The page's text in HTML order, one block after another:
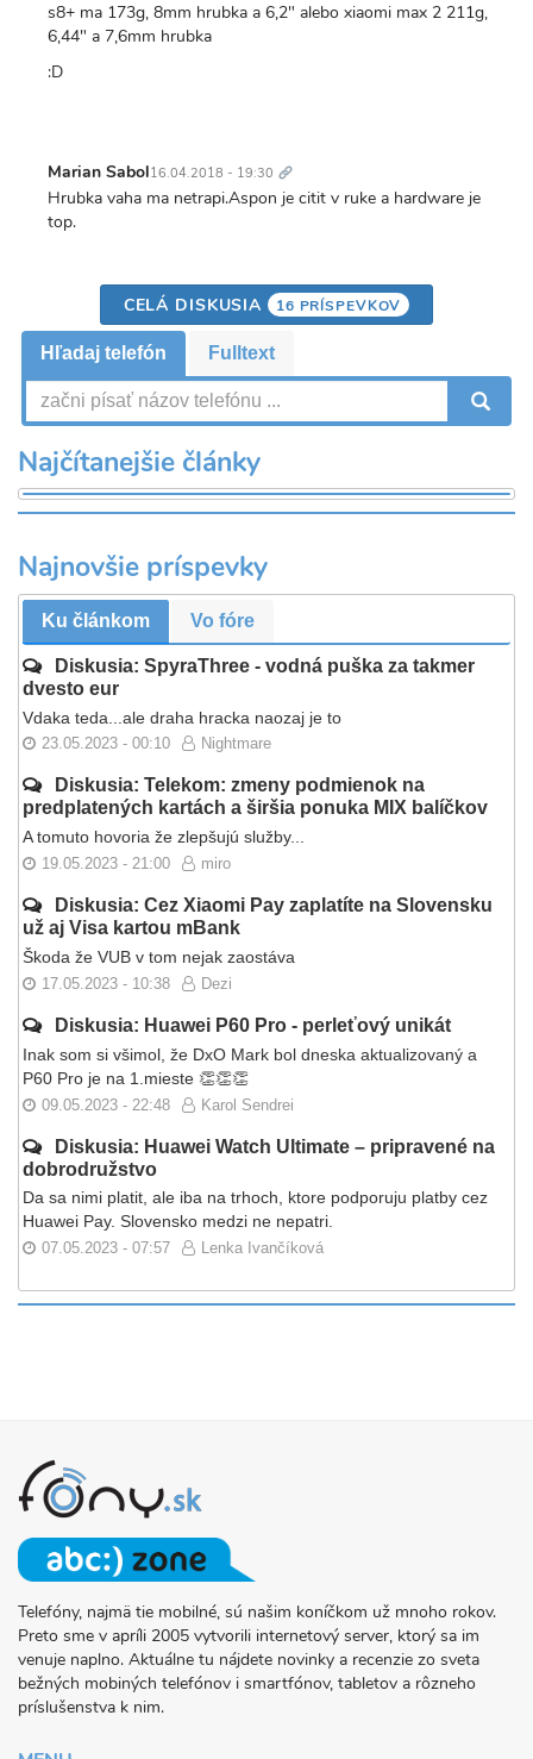
s8+ ma 173g, 8mm hrubka a 6,2" alebo xiaomi max 2 211g,
6,44" a 7,6mm hrubka
:D
Marian Sabol16.04.2018 - 19:30 odkaz
Hrubka vaha ma netrapi.Aspon je citit v ruke a hardware je
top.
CELÁ DISKUSIA 16 PRÍSPEVKOV
Hľadaj telefón Fulltext
Najčítanejšie články
Najnovšie príspevky
Ku článkom Vo fóre
Diskusia: SpyraThree - vodná puška za takmer
dvesto eur
Vdaka teda...ale draha hracka naozaj je to
23.05.2023 - 00:10 Nightmare
Diskusia: Telekom: zmeny podmienok na
predplatených kartách a širšia ponuka MIX balíčkov
A tomuto hovoria že zlepšujú služby...
19.05.2023 - 21:00 miro
Diskusia: Cez Xiaomi Pay zaplatíte na Slovensku
už aj Visa kartou mBank
Škoda že VUB v tom nejak zaostáva
17.05.2023 - 10:38 Dezi
Diskusia: Huawei P60 Pro - perleťový unikát
Inak som si všimol, že DxO Mark bol dneska aktualizovaný a
P60 Pro je na 1.mieste 👏👏👏
09.05.2023 - 22:48 Karol Sendrei
Diskusia: Huawei Watch Ultimate – pripravené na
dobrodružstvo
Da sa nimi platit, ale iba na trhoch, ktore podporuju platby cez
Huawei Pay. Slovensko medzi ne nepatri.
07.05.2023 - 07:57 Lenka Ivančíková
O
PROJEKTE
FONY.SK
Telefóny, najmä tie mobilné, sú našim koníčkom už mnoho rokov.
Preto sme v apríli 2005 vytvorili internetový server, ktorý sa im
venuje naplno. Aktuálne tu nájdete novinky a recenzie zo sveta
bežných mobiných telefónov i smartfónov, tabletov a rôzneho
príslušenstva k nim.